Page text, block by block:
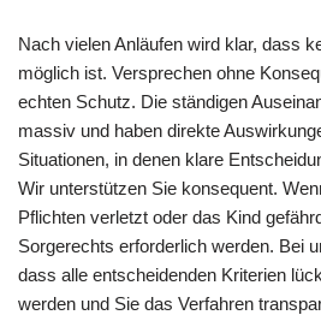
Nach vielen Anläufen wird klar, dass
möglich ist. Versprechen ohne
echten Schutz. Die ständigen
massiv und haben direkte
Situationen, in denen klare
Wir unterstützen Sie konsequent.
Pflichten verletzt oder das Kind
Sorgerechts erforderlich werden. Bei
dass alle entscheidenden Kriterien
werden und Sie das Verfahren